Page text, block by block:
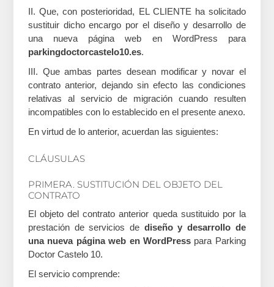
II. Que, con posterioridad, EL CLIENTE ha solicitado
sustituir dicho encargo por el diseño y desarrollo de
una nueva página web en WordPress para
parkingdoctorcastelo10.es.
III. Que ambas partes desean modificar y novar el
contrato anterior, dejando sin efecto las condiciones
relativas al servicio de migración cuando resulten
incompatibles con lo establecido en el presente anexo.
En virtud de lo anterior, acuerdan las siguientes:
CLÁUSULAS
PRIMERA. SUSTITUCIÓN DEL OBJETO DEL
CONTRATO
El objeto del contrato anterior queda sustituido por la
prestación de servicios de diseño y desarrollo de
una nueva página web en WordPress para Parking
Doctor Castelo 10.
El servicio comprende: